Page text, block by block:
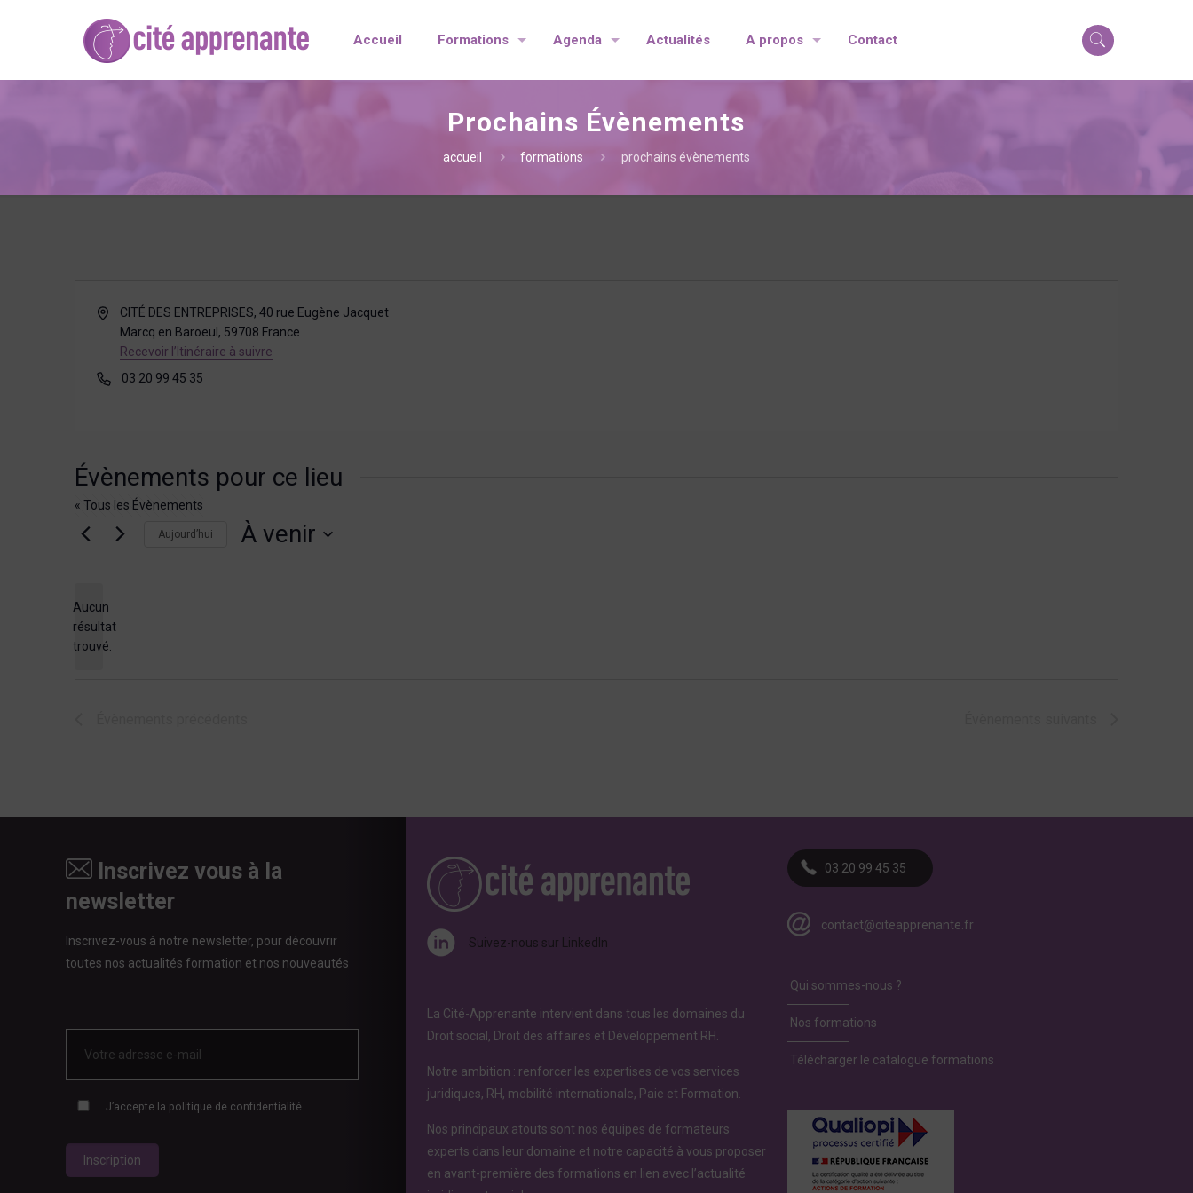
Accueil Formations Agenda Actualités A propos Contact
Prochains Évènements
accueil formations prochains évènements
AdresseCITÉ DES ENTREPRISES, 40 rue Eugène Jacquet
Marcq en Baroeul , 59708 France
Recevoir l’Itinéraire à suivre
Téléphone03 20 99 45 35
Évènements pour ce lieu
« Tous les Évènements
Notice
Aucun
résultat
trouvé.
Aujourd’hui À venir
Inscrivez vous à la
newsletter
Inscrivez-vous à notre newsletter, pour découvrir
toutes nos actualités formation et nos nouveautés
mail *
RGPD *
J’accepte la politique de confidentialité.
Suivez-nous sur LinkedIn
La Cité-Apprenante intervient dans tous les domaines du
Droit social, Droit des affaires et Développement RH.
Notre ambition : renforcer les expertises de vos services
juridiques, RH, mobilité internationale, Paie et Formation.
Nos principaux atouts sont nos équipes de formateurs
experts dans leur domaine et notre capacité à vous proposer
en avant-première des formations en lien avec l’actualité
03 20 99 45 35
contact@citeapprenante.fr
Qui sommes-nous ?
Nos formations
Télécharger le catalogue formations